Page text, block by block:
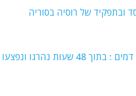
ובתפקיד של רוסיה בסוריה
שעות נהרגו ונפצעו במרחב דמשק 58 איש